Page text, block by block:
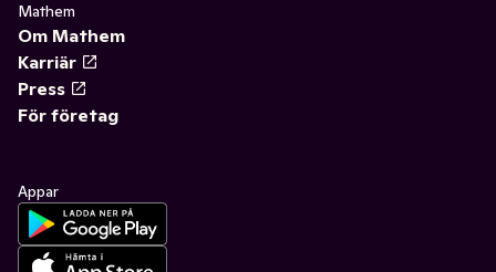
Mathem
Om Mathem
Karriär
Press
För företag
Appar